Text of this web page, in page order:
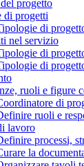
progetto
di progetti
di
nel servizio
di
di
ruoli e figure
di
ruoli e
lavoro
processi,
la